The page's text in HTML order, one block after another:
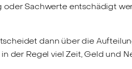
Sachwerte entschädigt
dann über die
der Regel viel Zeit, Geld und